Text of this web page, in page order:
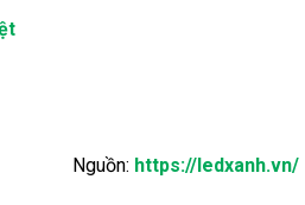
Nguồn: https://ledxanh.vn/